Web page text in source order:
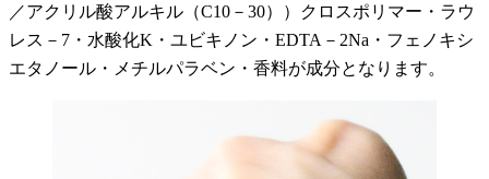
／アクリル酸アルキル（C10－30））クロスポリマー・ラウ
レス－7・水酸化K・ユビキノン・EDTA－2Na・フェノキシ
エタノール・メチルパラベン・香料が成分となります。